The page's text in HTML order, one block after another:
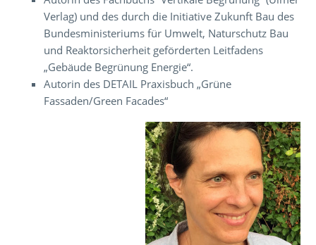
Verlag) und des durch die Initiative Zukunft Bau des
Bundesministeriums für Umwelt, Naturschutz Bau
und Reaktorsicherheit geförderten Leitfadens
„Gebäude Begrünung Energie“.
Autorin des DETAIL Praxisbuch „Grüne
Fassaden/Green Facades“